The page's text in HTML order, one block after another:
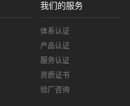
我们的服务
体系认证
产品认证
服务认证
资质证书
验厂咨询